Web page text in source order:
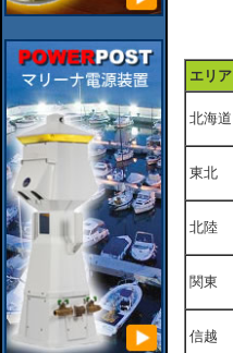
エリア
北海道
東北
北陸
関東
信越